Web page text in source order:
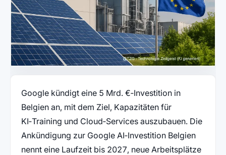
Google kündigt eine 5 Mrd. €‑Investition in
Belgien an, mit dem Ziel, Kapazitäten für
KI‑Training und Cloud‑Services auszubauen. Die
Ankündigung zur Google AI‑Investition Belgien
nennt eine Laufzeit bis 2027, neue Arbeitsplätze